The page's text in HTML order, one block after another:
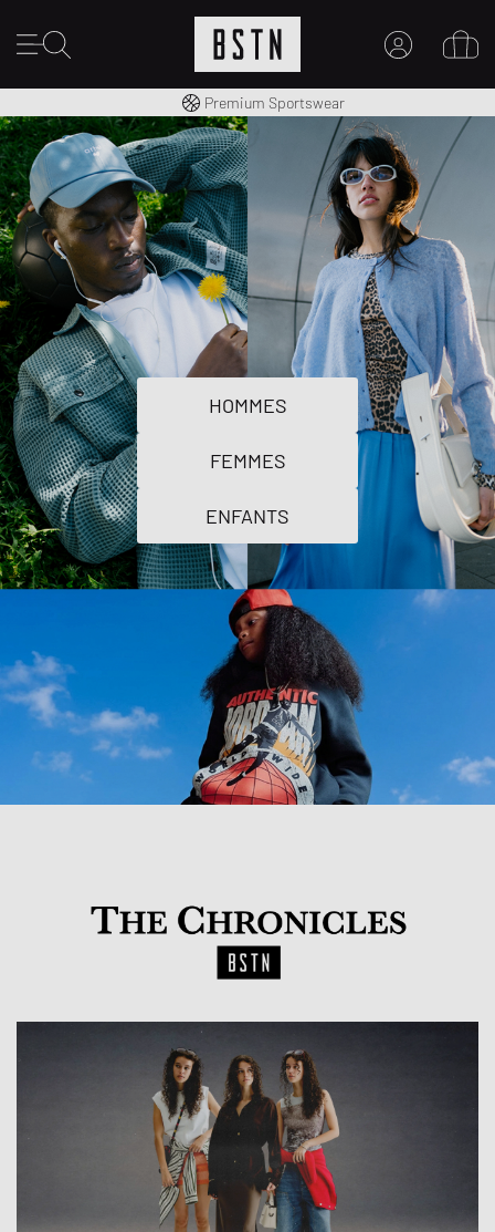
CONNECTEZ-VOUS ICI
Nouveau chez BSTN ?
CRÉER UN COMPTE
Livraison gratuite dès 100€
Premium Sportswear
HOMMES
FEMMES
ENFANTS